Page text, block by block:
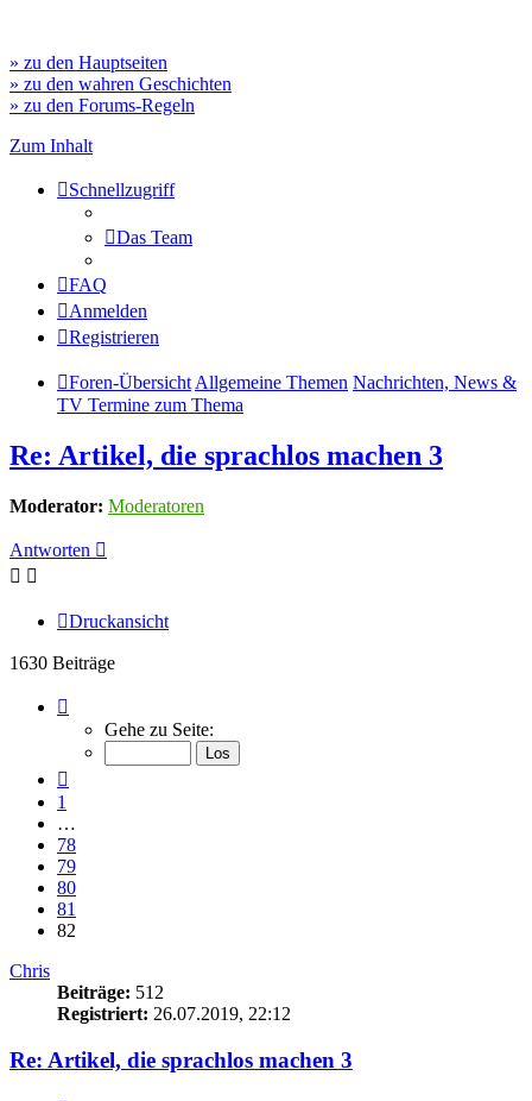
» zu den Hauptseiten
» zu den wahren Geschichten
» zu den Forums-Regeln
Zum Inhalt
Schnellzugriff
Das Team
FAQ
Anmelden
Registrieren
Foren-Übersicht Allgemeine Themen Nachrichten, News &
TV Termine zum Thema
Re: Artikel, die sprachlos machen 3
Moderator: Moderatoren
Antworten
Druckansicht
1630 Beiträge
82
von
Gehe zu Seite:
1
…
78
79
80
81
82
Chris
Beiträge: 512
Registriert: 26.07.2019, 22:12
Re: Artikel, die sprachlos machen 3